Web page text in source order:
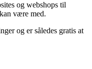
og webshops til
være med.
og er således gratis at